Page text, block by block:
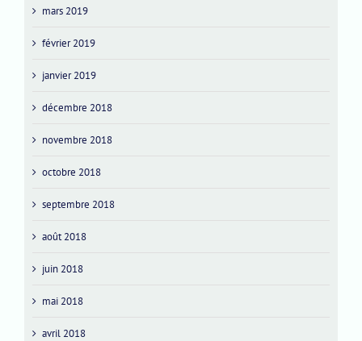
mars 2019
février 2019
janvier 2019
décembre 2018
novembre 2018
octobre 2018
septembre 2018
août 2018
juin 2018
mai 2018
avril 2018